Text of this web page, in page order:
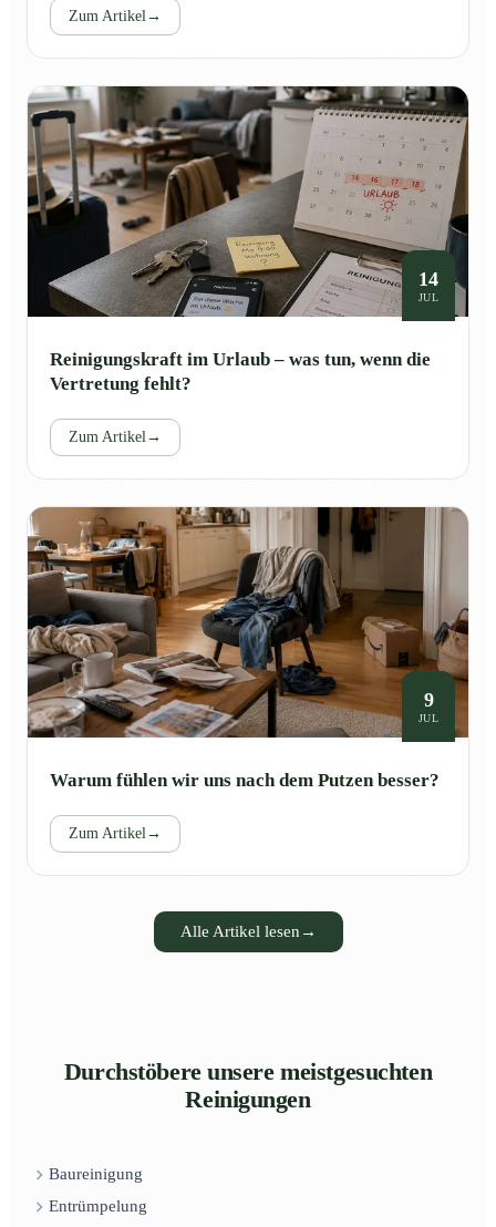
Zum Artikel→
14
JUL
Reinigungskraft im Urlaub – was tun, wenn die
Vertretung fehlt?
Zum Artikel→
9
JUL
Warum fühlen wir uns nach dem Putzen besser?
Zum Artikel→
Alle Artikel lesen →
Durchstöbere unsere meistgesuchten
Reinigungen
Baureinigung
Entrümpelung